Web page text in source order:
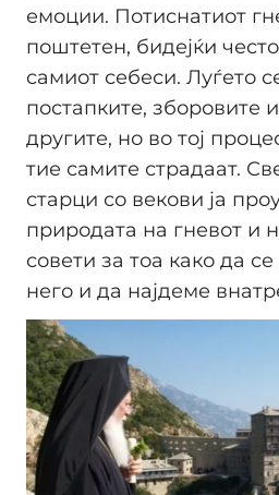
емоции. Потиснатиот
поштетен, бидејќи
самиот себеси. Луѓето
постапките, зборовите
другите, но во тој
тие самите страдаат.
старци со векови ја
природата на гневот и
совети за тоа како да
него и да најдеме